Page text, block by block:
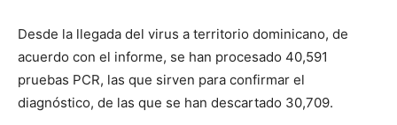
Desde la llegada del virus a territorio dominicano, de
acuerdo con el informe, se han procesado 40,591
pruebas PCR, las que sirven para confirmar el
diagnóstico, de las que se han descartado 30,709.